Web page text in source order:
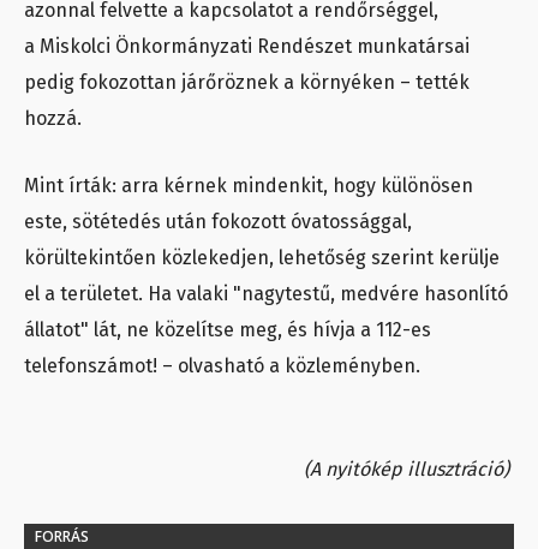
azonnal felvette a kapcsolatot a rendőrséggel,
a Miskolci Önkormányzati Rendészet munkatársai
pedig fokozottan járőröznek a környéken – tették
hozzá.
Mint írták: arra kérnek mindenkit, hogy különösen
este, sötétedés után fokozott óvatossággal,
körültekintően közlekedjen, lehetőség szerint kerülje
el a területet. Ha valaki "nagytestű, medvére hasonlító
állatot" lát, ne közelítse meg, és hívja a 112-es
telefonszámot! – olvasható a közleményben.
(A nyitókép illusztráció)
FORRÁS